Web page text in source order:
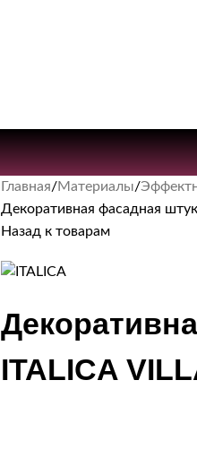
Главная Материалы
Декоративная фасадная
Назад к товарам
ITALICA